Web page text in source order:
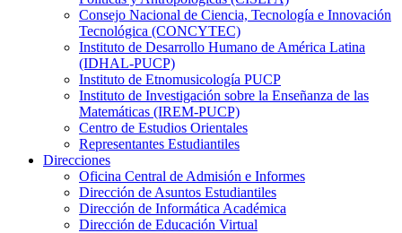
Consejo Nacional de Ciencia, Tecnología e Innovación
Tecnológica (CONCYTEC)
Instituto de Desarrollo Humano de América Latina
(IDHAL-PUCP)
Instituto de Etnomusicología PUCP
Instituto de Investigación sobre la Enseñanza de las
Matemáticas (IREM-PUCP)
Centro de Estudios Orientales
Representantes Estudiantiles
Direcciones
Oficina Central de Admisión e Informes
Dirección de Asuntos Estudiantiles
Dirección de Informática Académica
Dirección de Educación Virtual